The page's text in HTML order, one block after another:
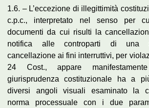
1.6. – L’eccezione di illegittimità
c.p.c., interpretato nel senso per
documenti da cui risulti la
notifica alle controparti di una
cancellazione ai fini interruttivi, per
24 Cost., appare
giurisprudenza costituzionale ha a
diversi angoli visuali esaminato la
norma processuale con i due